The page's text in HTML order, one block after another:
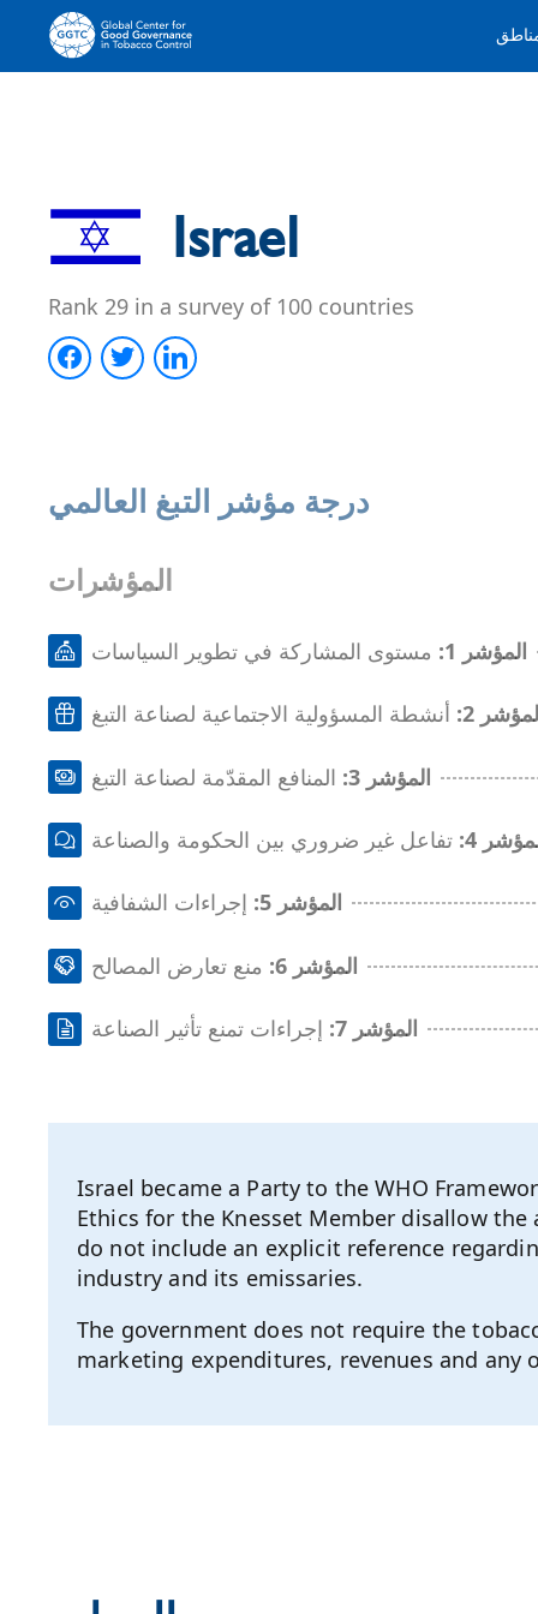
Israel
Rank 29 in a survey of 100 countries
درجة مؤشر التبغ العالمي
المؤشرات
المؤشر 1: مستوى المشاركة في تطوير السياسات
2: أنشطة المسؤولية الاجتماعية لصناعة التبغ
المؤشر 3: المنافع المقدّمة لصناعة التبغ
4: تفاعل غير ضروري بين الحكومة والصناعة
المؤشر 5: إجراءات الشفافية
المؤشر 6: منع تعارض المصالح
المؤشر 7: إجراءات تمنع تأثير الصناعة
Israel became a Party to the WHO
Ethics for the Knesset Member disallow
do not include an explicit reference
industry and its emissaries.
The government does not require the
marketing expenditures, revenues and